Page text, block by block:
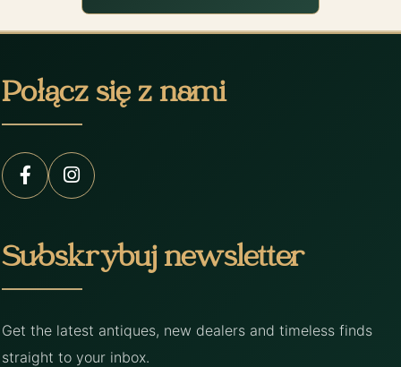
Połącz się z nami
Subskrybuj newsletter
Get the latest antiques, new dealers and timeless finds
straight to your inbox.